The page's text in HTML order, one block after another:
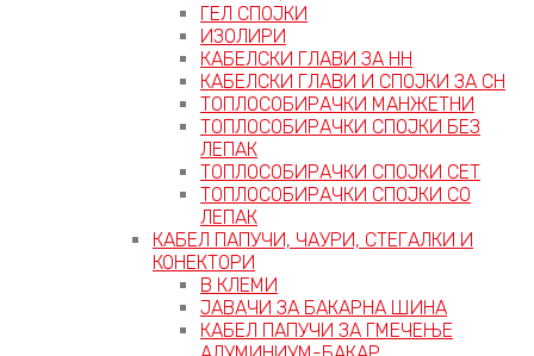
ГЕЛ СПОЈКИ
ИЗОЛИРИ
КАБЕЛСКИ ГЛАВИ ЗА НН
КАБЕЛСКИ ГЛАВИ И СПОЈКИ ЗА СН
ТОПЛОСОБИРАЧКИ МАНЖЕТНИ
ТОПЛОСОБИРАЧКИ СПОЈКИ БЕЗ
ЛЕПАК
ТОПЛОСОБИРАЧКИ СПОЈКИ СЕТ
ТОПЛОСОБИРАЧКИ СПОЈКИ СО
ЛЕПАК
КАБЕЛ ПАПУЧИ, ЧАУРИ, СТЕГАЛКИ И
КОНЕКТОРИ
В КЛЕМИ
ЈАВАЧИ ЗА БАКАРНА ШИНА
КАБЕЛ ПАПУЧИ ЗА ГМЕЧЕЊЕ